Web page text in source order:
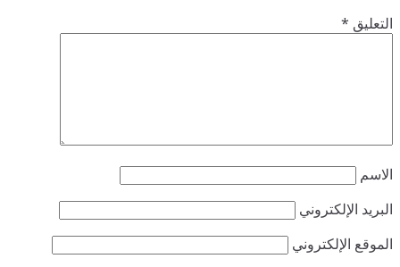
التعليق *
الاسم
البريد الإلكتروني
الموقع الإلكتروني